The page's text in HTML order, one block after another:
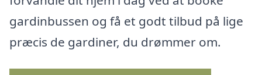
gardinbussen og få et godt tilbud på lige
præcis de gardiner, du drømmer om.